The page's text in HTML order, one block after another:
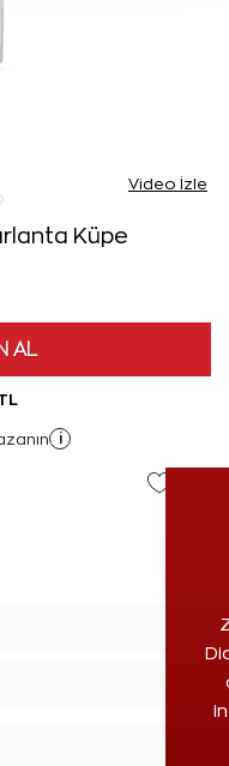
Video İzle
Küpe
AL
i